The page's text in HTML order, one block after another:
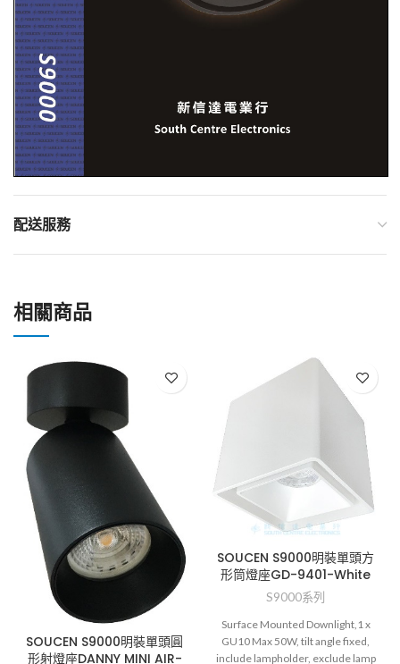
配送服務
相關商品
SOUCEN S9000明裝單頭圓
形射燈座DANNY MINI AIR-
SOUCEN S9000明裝單頭方
形筒燈座GD-9401-White
S9000系列
Surface Mounted Downlight,1 x
GU10 Max 50W, tilt angle fixed,
include lampholder, exclude lamp